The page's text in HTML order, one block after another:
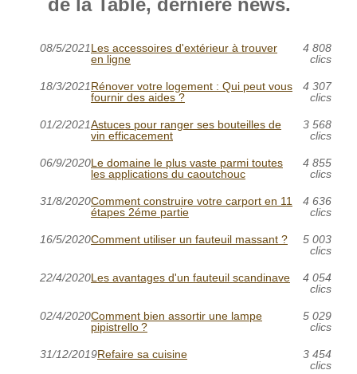
08/5/2021Les accessoires d'extérieur à trouver
en ligne
4 808
clics
18/3/2021Rénover votre logement : Qui peut vous
fournir des aides ?
4 307
clics
01/2/2021Astuces pour ranger ses bouteilles de
vin efficacement
3 568
clics
06/9/2020Le domaine le plus vaste parmi toutes
les applications du caoutchouc
4 855
clics
31/8/2020Comment construire votre carport en 11
étapes 2éme partie
4 636
clics
16/5/2020Comment utiliser un fauteuil massant ?
5 003
clics
22/4/2020Les avantages d'un fauteuil scandinave
4 054
clics
02/4/2020Comment bien assortir une lampe
pipistrello ?
5 029
clics
31/12/2019Refaire sa cuisine
3 454
clics